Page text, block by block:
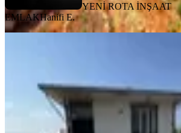
YENİ ROTA İNŞAAT
EMLAKHanifi E.
Onikişubat, Kürtül Mahallesi
2+1·140 m² ·15.07.2026